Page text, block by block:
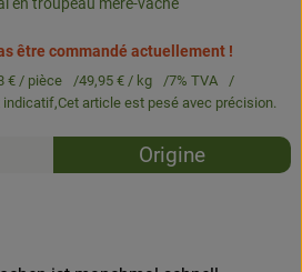
en troupeau mère-vache
être commandé actuellement !
€ / pièce 49,95 € / kg
7% TVA
indicatif,Cet article est pesé avec précision.
Recettes
Origine